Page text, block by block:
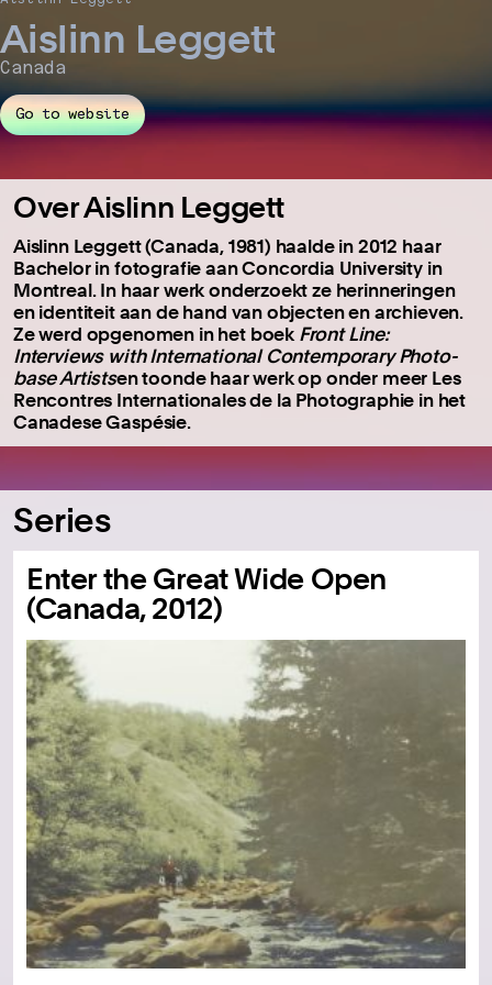
Aislinn Leggett
Canada
Go to website
Over Aislinn Leggett
Aislinn Leggett (Canada, 1981) haalde in 2012 haar
Bachelor in fotografie aan Concordia University in
Montreal. In haar werk onderzoekt ze herinneringen
en identiteit aan de hand van objecten en archieven.
Ze werd opgenomen in het boek Front Line:
Interviews with International Contemporary Photo-
base Artistsen toonde haar werk op onder meer Les
Rencontres Internationales de la Photographie in het
Canadese Gaspésie.
Series
Enter the Great Wide Open
(Canada, 2012)